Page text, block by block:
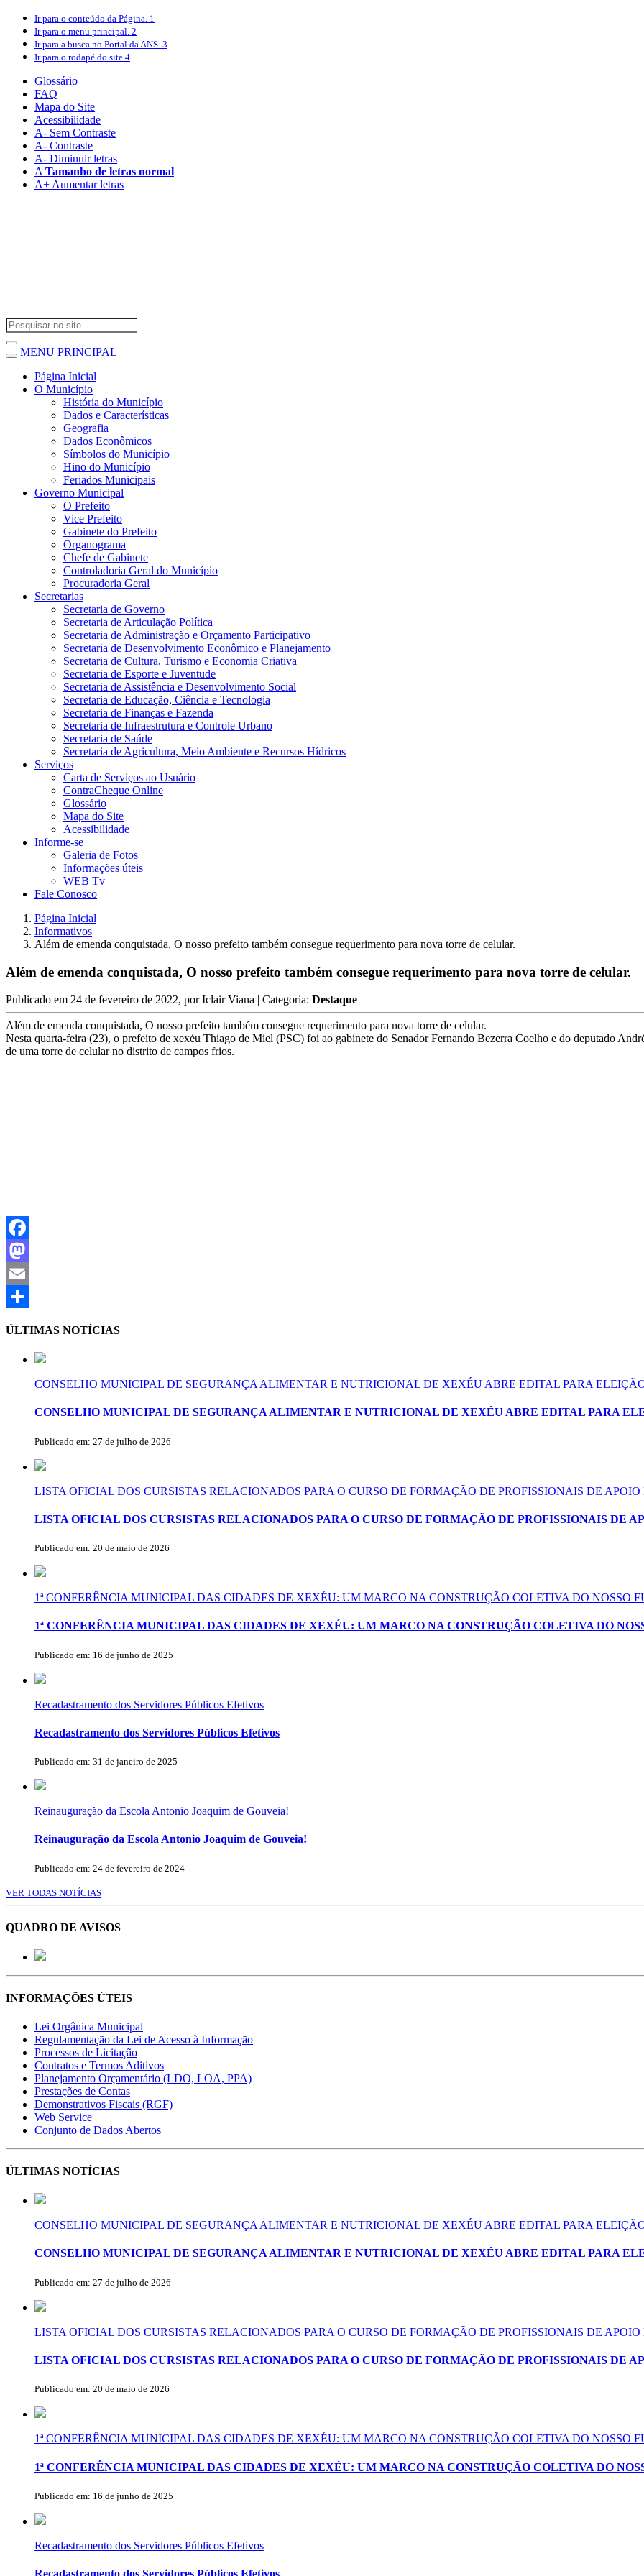
Ir para o conteúdo da Página. 1
Ir para o menu principal. 2
Ir para a busca no Portal da ANS. 3
Ir para o rodapé do site.4
Glossário
FAQ
Mapa do Site
Acessibilidade
A- Sem Contraste
A- Contraste
A- Diminuir letras
A Tamanho de letras normal
A+ Aumentar letras
MENU PRINCIPAL
Página Inicial
O Município
História do Município
Dados e Características
Geografia
Dados Econômicos
Símbolos do Município
Hino do Município
Feriados Municipais
Governo Municipal
O Prefeito
Vice Prefeito
Gabinete do Prefeito
Organograma
Chefe de Gabinete
Controladoria Geral do Município
Procuradoria Geral
Secretarias
Secretaria de Governo
Secretaria de Articulação Política
Secretaria de Administração e Orçamento Participativo
Secretaria de Desenvolvimento Econômico e Planejamento
Secretaria de Cultura, Turismo e Economia Criativa
Secretaria de Esporte e Juventude
Secretaria de Assistência e Desenvolvimento Social
Secretaria de Educação, Ciência e Tecnologia
Secretaria de Finanças e Fazenda
Secretaria de Infraestrutura e Controle Urbano
Secretaria de Saúde
Secretaria de Agricultura, Meio Ambiente e Recursos Hídricos
Serviços
Carta de Serviços ao Usuário
ContraCheque Online
Glossário
Mapa do Site
Acessibilidade
Informe-se
Galeria de Fotos
Informações úteis
WEB Tv
Fale Conosco
Página Inicial
Informativos
Além de emenda conquistada, O nosso prefeito também consegue requerimento para nova torre de celular.
Além de emenda conquistada, O nosso prefeito também consegue requerimento para nova torre de celular.
Publicado em 24 de fevereiro de 2022, porIclair Viana | Categoria: Destaque
Além de emenda conquistada, O nosso prefeito também consegue requerimento para nova torre de celular.
Nesta quarta-feira (23), o prefeito de xexéu Thiago de Miel (PSC) foi ao gabinete do Senador Fernando Bezerra Coelho e do deputado
de uma torre de celular no distrito de campos frios.
Facebook
Mastodon
Email
ÚLTIMAS NOTÍCIAS
CONSELHO MUNICIPAL DE SEGURANÇA ALIMENTAR E NUTRICIONAL DE XEXÉU ABRE EDITAL PARA
CONSELHO MUNICIPAL DE SEGURANÇA ALIMENTAR E NUTRICIONAL DE XEXÉU ABRE EDITAL PARA
Publicado em: 27 de julho de 2026
LISTA OFICIAL DOS CURSISTAS RELACIONADOS PARA O CURSO DE FORMAÇÃO DE PROFISSIONAIS DE APOIO
LISTA OFICIAL DOS CURSISTAS RELACIONADOS PARA O CURSO DE FORMAÇÃO DE PROFISSIONAIS DE
Publicado em: 20 de maio de 2026
1ª CONFERÊNCIA MUNICIPAL DAS CIDADES DE XEXÉU: UM MARCO NA CONSTRUÇÃO COLETIVA DO NOSSO
1ª CONFERÊNCIA MUNICIPAL DAS CIDADES DE XEXÉU: UM MARCO NA CONSTRUÇÃO COLETIVA DO
Publicado em: 16 de junho de 2025
Recadastramento dos Servidores Públicos Efetivos
Recadastramento dos Servidores Públicos Efetivos
Publicado em: 31 de janeiro de 2025
Reinauguração da Escola Antonio Joaquim de Gouveia!
Reinauguração da Escola Antonio Joaquim de Gouveia!
Publicado em: 24 de fevereiro de 2024
VER TODAS NOTÍCIAS
QUADRO DE AVISOS
INFORMAÇÕES ÚTEIS
Lei Orgânica Municipal
Regulamentação da Lei de Acesso à Informação
Processos de Licitação
Contratos e Termos Aditivos
Planejamento Orçamentário (LDO, LOA, PPA)
Prestações de Contas
Demonstrativos Fiscais (RGF)
Web Service
Conjunto de Dados Abertos
ÚLTIMAS NOTÍCIAS
CONSELHO MUNICIPAL DE SEGURANÇA ALIMENTAR E NUTRICIONAL DE XEXÉU ABRE EDITAL PARA
CONSELHO MUNICIPAL DE SEGURANÇA ALIMENTAR E NUTRICIONAL DE XEXÉU ABRE EDITAL PARA
Publicado em: 27 de julho de 2026
LISTA OFICIAL DOS CURSISTAS RELACIONADOS PARA O CURSO DE FORMAÇÃO DE PROFISSIONAIS DE APOIO
LISTA OFICIAL DOS CURSISTAS RELACIONADOS PARA O CURSO DE FORMAÇÃO DE PROFISSIONAIS DE
Publicado em: 20 de maio de 2026
1ª CONFERÊNCIA MUNICIPAL DAS CIDADES DE XEXÉU: UM MARCO NA CONSTRUÇÃO COLETIVA DO NOSSO
1ª CONFERÊNCIA MUNICIPAL DAS CIDADES DE XEXÉU: UM MARCO NA CONSTRUÇÃO COLETIVA DO
Publicado em: 16 de junho de 2025
Recadastramento dos Servidores Públicos Efetivos
Recadastramento dos Servidores Públicos Efetivos